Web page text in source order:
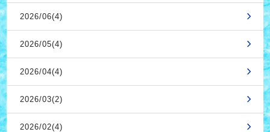
2026/06(4)
2026/05(4)
2026/04(4)
2026/03(2)
2026/02(4)